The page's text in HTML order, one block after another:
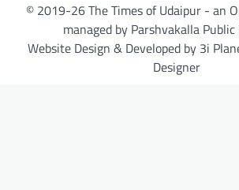
© 2019-26 The Times of Udaipur - an
managed by Parshvakalla
Website Design & Developed by 3i
Designer